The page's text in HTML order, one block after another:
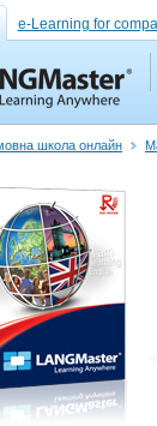
e-Learning for
школа онлайн